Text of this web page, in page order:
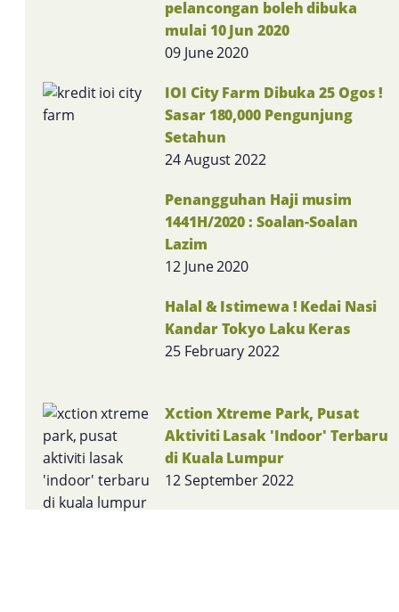
pelancongan boleh dibuka
mulai 10 Jun 2020
09 June 2020
IOI City Farm Dibuka 25 Ogos !
Sasar 180,000 Pengunjung
Setahun
24 August 2022
Penangguhan Haji musim
1441H/2020 : Soalan-Soalan
Lazim
12 June 2020
Halal & Istimewa ! Kedai Nasi
Kandar Tokyo Laku Keras
25 February 2022
Xction Xtreme Park, Pusat
Aktiviti Lasak 'Indoor' Terbaru
di Kuala Lumpur
12 September 2022